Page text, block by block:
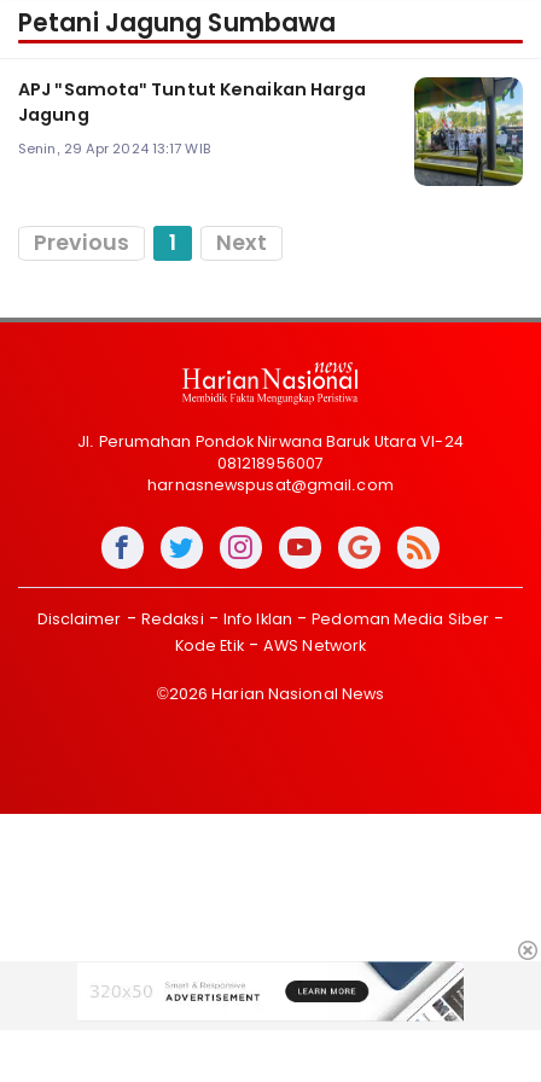
Petani Jagung Sumbawa
APJ "Samota" Tuntut Kenaikan Harga
Jagung
Senin, 29 Apr 2024 13:17 WIB
Previous 1 Next
Jl. Perumahan Pondok Nirwana Baruk Utara VI-24
081218956007
harnasnewspusat@gmail.com
Disclaimer Redaksi Info Iklan
Pedoman Media Siber
Kode Etik
AWS Network
©2026 Harian Nasional News